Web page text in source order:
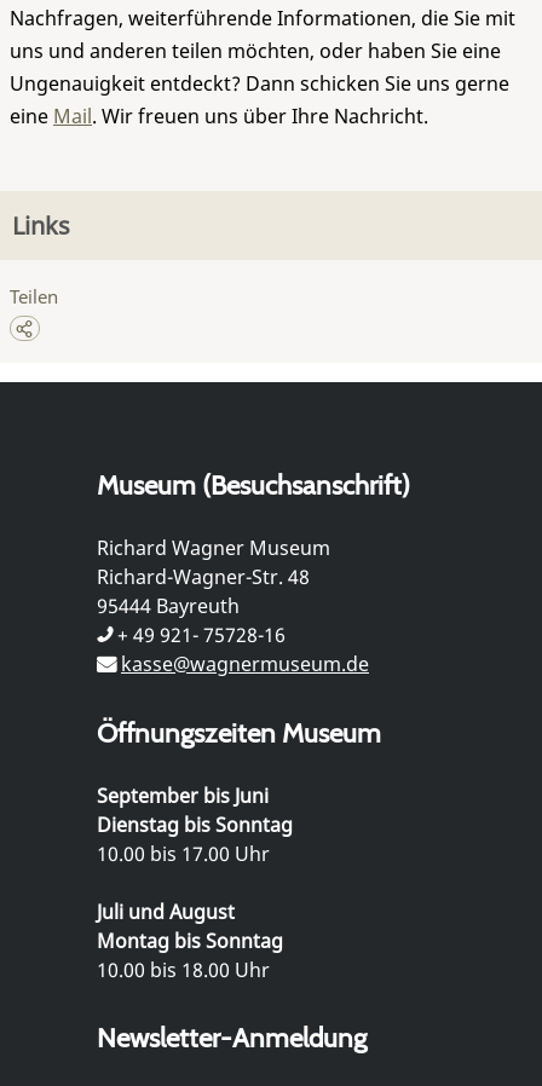
Nachfragen, weiterführende Informationen, die Sie mit
uns und anderen teilen möchten, oder haben Sie eine
Ungenauigkeit entdeckt? Dann schicken Sie uns gerne
eine Mail. Wir freuen uns über Ihre Nachricht.
Links
Teilen
Museum (Besuchsanschrift)
Richard Wagner Museum
Richard-Wagner-Str. 48
95444 Bayreuth
+ 49 921- 75728-16
kasse@wagnermuseum.de
Öffnungszeiten Museum
September bis Juni
Dienstag bis Sonntag
10.00 bis 17.00 Uhr
Juli und August
Montag bis Sonntag
10.00 bis 18.00 Uhr
Newsletter-Anmeldung